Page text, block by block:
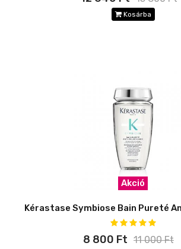
Kosárba
Akció
Kérastase Symbiose Bain Pureté
8 800 Ft 11 000 Ft